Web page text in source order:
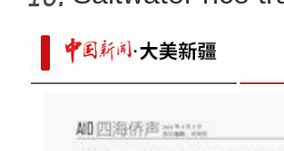
【铸牢共同体